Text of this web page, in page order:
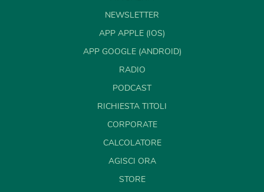
NEWSLETTER
APP APPLE (IOS)
APP GOOGLE (ANDROID)
RADIO
PODCAST
RICHIESTA TITOLI
CORPORATE
CALCOLATORE
AGISCI ORA
STORE